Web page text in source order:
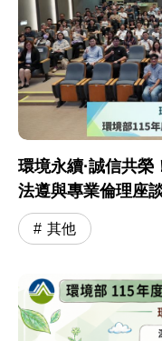
環境永續·誠信共
法遵與專業倫理座
其他